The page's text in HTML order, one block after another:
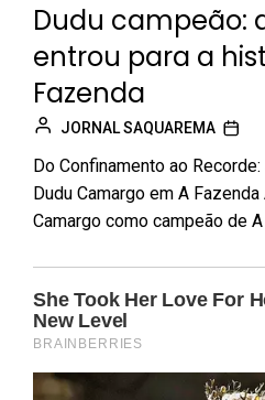
Dudu campeão:
entrou para a
Fazenda
JORNAL SAQUAREMA
Do Confinamento ao
Dudu Camargo em A
Camargo como campeão de